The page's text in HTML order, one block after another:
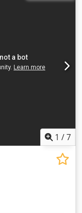
1 /7